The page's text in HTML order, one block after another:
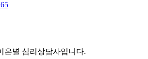
은별 심리상담사입니다.